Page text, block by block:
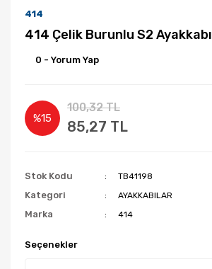
414
414 Çelik Burunlu S2 Ayakkabı
0 - Yorum Yap
%15
100,32 TL
85,27 TL
Stok Kodu TB41198
Kategori AYAKKABILAR
Marka 414
Seçenekler